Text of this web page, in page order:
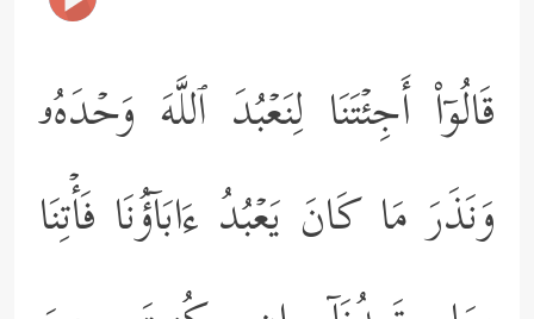
قَالُوۤاْ أَجِئۡتَنَا لِنَعۡبُدَ ٱللَّهَ وَحۡدَهُۥ
وَنَذَرَ مَا كَانَ یَعۡبُدُ ءَابَاۤؤُنَا فَأۡتِنَا